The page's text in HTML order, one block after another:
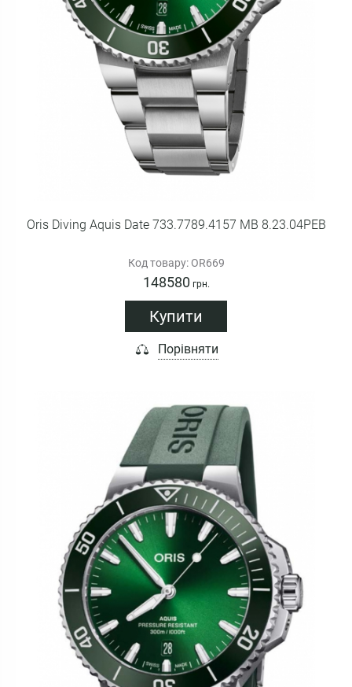
Oris Diving Aquis Date 733.7789.4157 MB 8.23.04PEB
Код товару: OR669
148580 грн.
Купити
Порівняти